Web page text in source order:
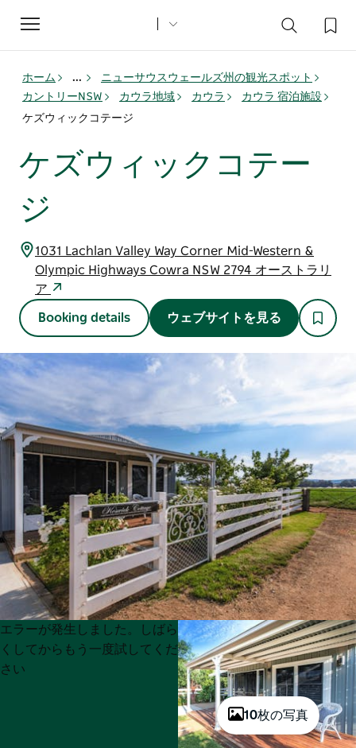
Toggle
navigation
ホーム ...
ニューサウスウェールズ州の観光スポット
カントリーNSW
カウラ地域 カウラ
カウラ 宿泊施設
ケズウィックコテージ
ケズウィックコテー
ジ
1031 Lachlan Valley Way Corner Mid-Western &
Olympic Highways Cowra NSW 2794 オーストラリ
ア
Booking details ウェブサイトを見る
10枚の写真
Product
List
Product
List
エラーが発生しました。しばら
くしてからもう一度試してくだ
さい